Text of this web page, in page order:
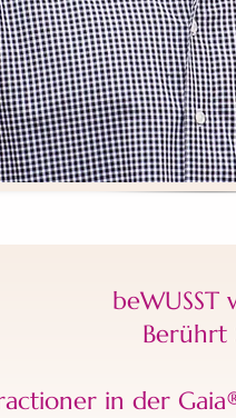
beWUSST
Berührt
in der